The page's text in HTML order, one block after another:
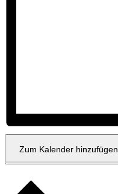
Zum Kalender hinzufügen